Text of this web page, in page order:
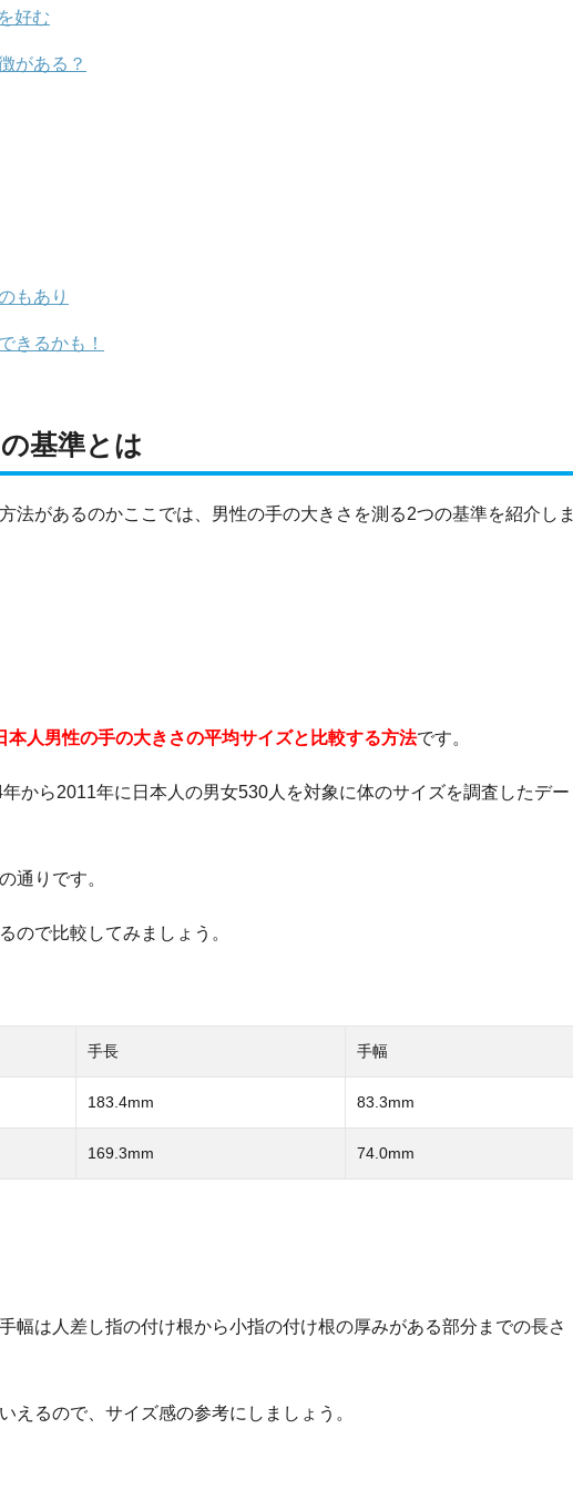
好む
がある？
もあり
きるかも！
基準とは
法があるのかここでは、男性の手の大きさを測る2つの基準を紹介しま
本人男性の手の大きさの平均サイズと比較する方法です。
から2011年に日本人の男女530人を対象に体のサイズを調査したデー
通りです。
ので比較してみましょう。
手長 手幅
183.4mm 83.3mm
169.3mm 74.0mm
幅は人差し指の付け根から小指の付け根の厚みがある部分までの長さ
えるので、サイズ感の参考にしましょう。